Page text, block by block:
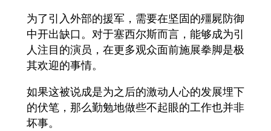
为了引入外部的援军，需要在坚固的殭屍防御
中开出缺口。对于塞西尔斯而言，能够成为引
人注目的演员，在更多观众面前施展拳脚是极
其欢迎的事情。
如果这被说成是为之后的激动人心的发展埋下
的伏笔，那么勤勉地做些不起眼的工作也并非
坏事。